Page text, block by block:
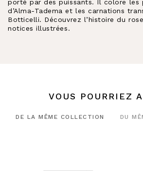
porté par des puissants. Il colore les
d’Alma-Tadema et les carnations
Botticelli. Découvrez l’histoire du
notices illustrées.
VOUS POURRIEZ
DE LA MÊME COLLECTION DU